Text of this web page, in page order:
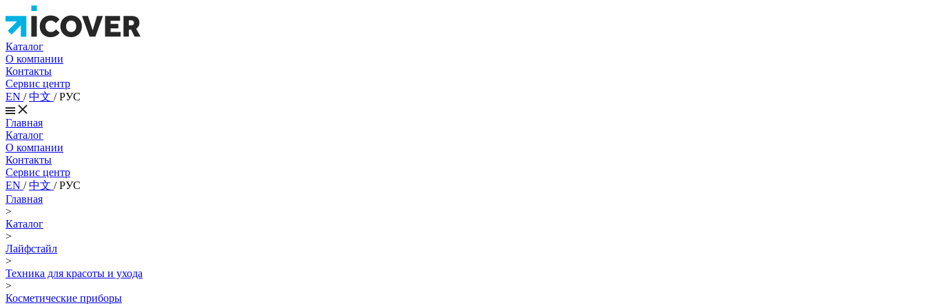
Каталог
О компании
Контакты
Сервис центр
EN /中文 /РУС
Главная
Каталог
О компании
Контакты
Сервис центр
EN /中文 /РУС
Главная
>
Каталог
>
Лайфстайл
>
Техника для красоты и ухода
>
Косметические приборы